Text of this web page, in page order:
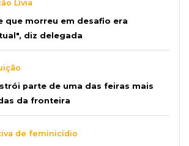
Lívia
que morreu em desafio era
diz delegada
parte de uma das feiras mais
da fronteira
de feminicídio